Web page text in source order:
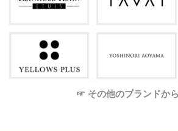
☞ その他のブランドか